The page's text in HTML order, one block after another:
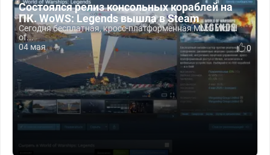
Состоялся релиз консольных кораблей на
ПК. WoWS: Legends вышла в Steam
Сегодня бесплатная, кросс-платформенная ММО World
of...
04 мая
0